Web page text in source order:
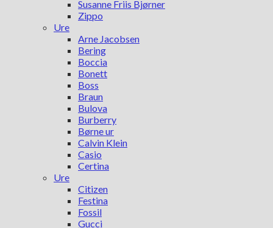
Susanne Friis Bjørner
Zippo
Ure
Arne Jacobsen
Bering
Boccia
Bonett
Boss
Braun
Bulova
Burberry
Børne ur
Calvin Klein
Casio
Certina
Ure
Citizen
Festina
Fossil
Gucci